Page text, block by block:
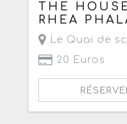
THE
RHEA
Le Quai de
20 Euros